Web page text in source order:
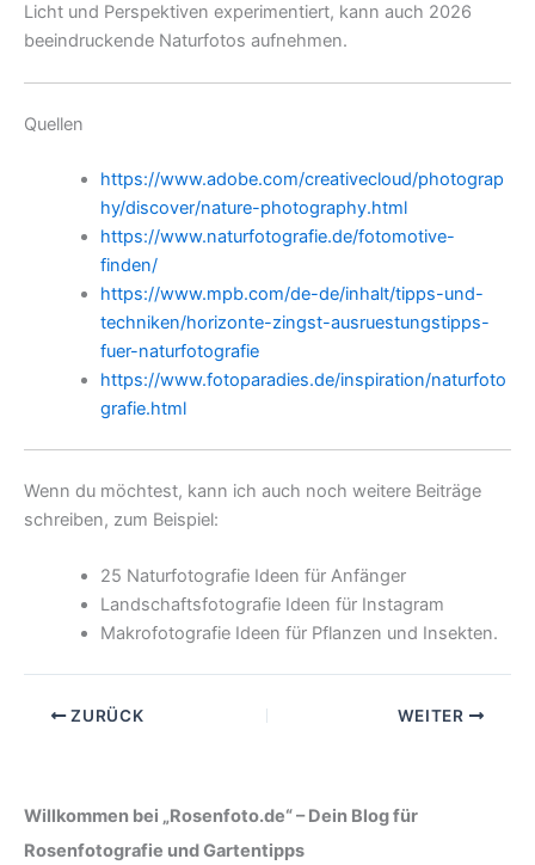
Licht und Perspektiven experimentiert, kann auch 2026
beeindruckende Naturfotos aufnehmen.
Quellen
https://www.adobe.com/creativecloud/photograp
hy/discover/nature-photography.html
https://www.naturfotografie.de/fotomotive-
finden/
https://www.mpb.com/de-de/inhalt/tipps-und-
techniken/horizonte-zingst-ausruestungstipps-
fuer-naturfotografie
https://www.fotoparadies.de/inspiration/naturfoto
grafie.html
Wenn du möchtest, kann ich auch noch weitere Beiträge
schreiben, zum Beispiel:
25 Naturfotografie Ideen für Anfänger
Landschaftsfotografie Ideen für Instagram
Makrofotografie Ideen für Pflanzen und Insekten.
ZURÜCK WEITER
Willkommen bei „Rosenfoto.de“ – Dein Blog für
Rosenfotografie und Gartentipps